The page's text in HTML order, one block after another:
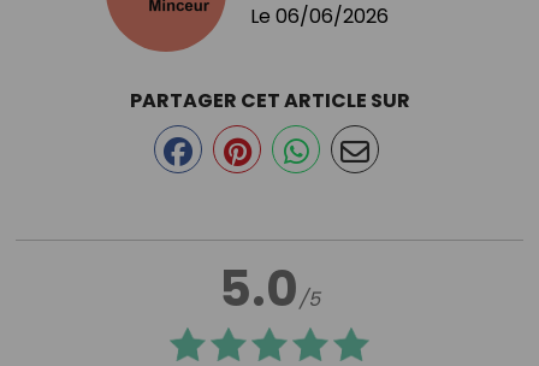
Le 06/06/2026
5.0/5
PARTAGER CET ARTICLE SUR